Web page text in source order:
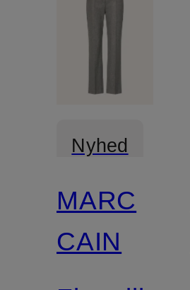
Nyhed
Certificeret
MARC
CAIN